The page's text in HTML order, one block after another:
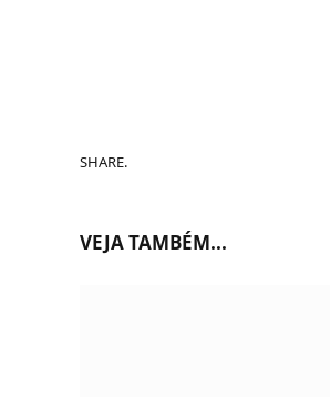
SHARE.
VEJA TAMBÉM...